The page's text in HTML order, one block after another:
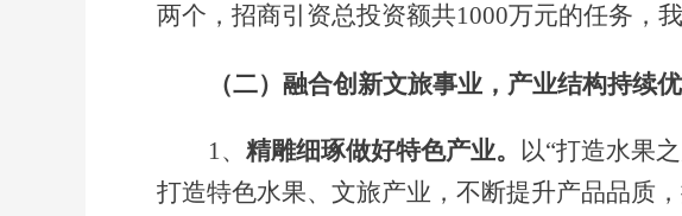
两个，招商引资总投资额共1000万元的任务，我
（二） 融合创新文旅事业，产业结构持续
1、 精雕细琢做好特色产业。 以“打造水果
打造特色水果、文旅产业，不断提升产品品质